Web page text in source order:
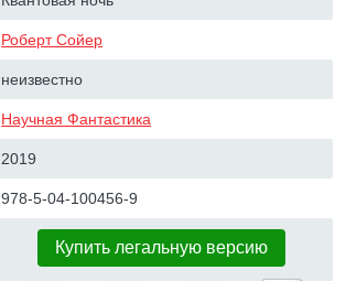
Роберт Сойер
неизвестно
Научная Фантастика
2019
978-5-04-100456-9
Купить легальную версию